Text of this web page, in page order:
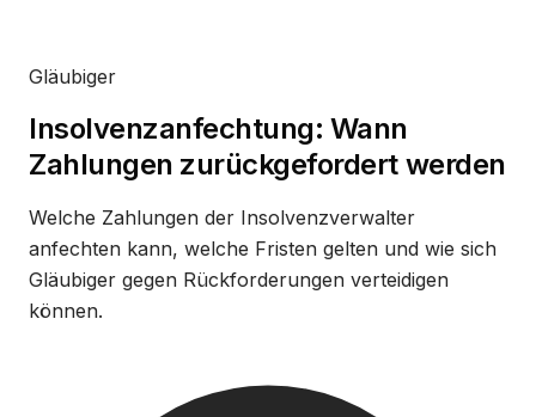
Gläubiger
Insolvenzanfechtung: Wann
Zahlungen zurückgefordert werden
Welche Zahlungen der Insolvenzverwalter
anfechten kann, welche Fristen gelten und wie sich
Gläubiger gegen Rückforderungen verteidigen
können.